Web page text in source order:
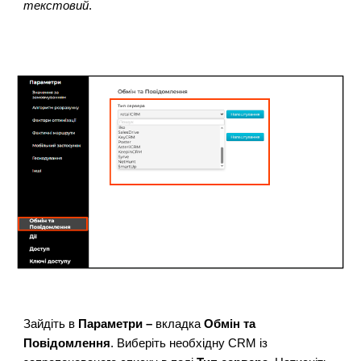
текстовий.
Зайдіть в Параметри – вкладкаОбмін та
Повідомлення. Виберіть необхідну CRM із